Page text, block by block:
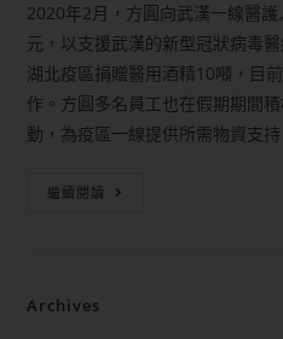
2020年2月，方圓向武漢一線醫
元，以支援武漢的新型冠狀病毒
湖北疫區捐贈醫用酒精10噸，目
作。方圓多名員工也在假期期間
動，為疫區一線提供所需物資支持
繼續閱讀
Archives